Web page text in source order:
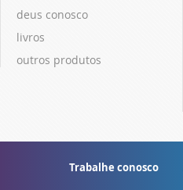
deus conosco
livros
outros produtos
Trabalhe conosco